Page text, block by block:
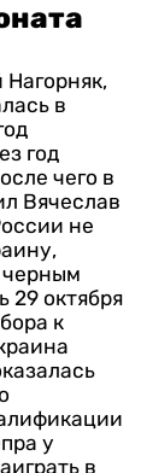
в
год
чего в
Вячеслав
не
29 октября
к
у
в